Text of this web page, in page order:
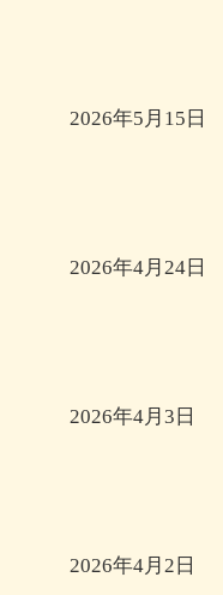
2026年5月15日
2026年4月24日
2026年4月3日
2026年4月2日